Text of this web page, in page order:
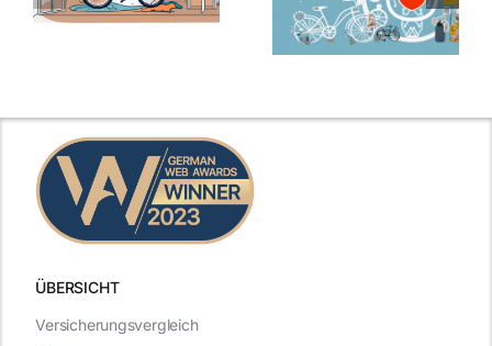
ÜBERSICHT
Versicherungsvergleich